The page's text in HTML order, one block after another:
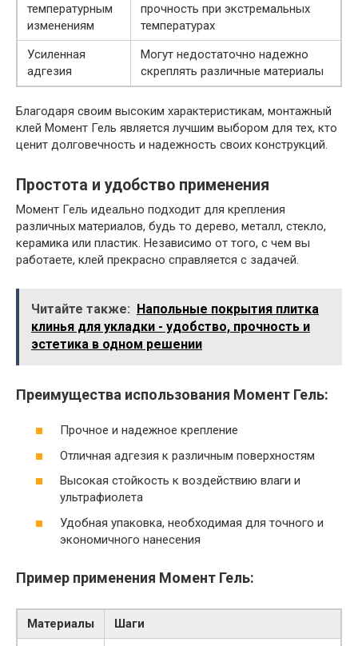
температурным
изменениям
прочность при экстремальных
температурах
Усиленная
адгезия
Могут недостаточно надежно
скреплять различные материалы
Благодаря своим высоким характеристикам, монтажный
клей Момент Гель является лучшим выбором для тех, кто
ценит долговечность и надежность своих конструкций.
Простота и удобство применения
Момент Гель идеально подходит для крепления
различных материалов, будь то дерево, металл, стекло,
керамика или пластик. Независимо от того, с чем вы
работаете, клей прекрасно справляется с задачей.
Читайте также: Напольные покрытия плитка
клинья для укладки - удобство, прочность и
эстетика в одном решении
Преимущества использования Момент Гель:
Прочное и надежное крепление
Отличная адгезия к различным поверхностям
Высокая стойкость к воздействию влаги и
ультрафиолета
Удобная упаковка, необходимая для точного и
экономичного нанесения
Пример применения Момент Гель:
Материалы Шаги